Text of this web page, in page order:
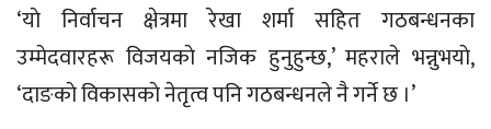
‘याे निर्वाचन क्षेत्रमा रेखा शर्मा सहित गठबन्धनका
उम्मेदवारहरू विजयकाे नजिक हुनुहुन्छ,’ महराले भन्नुभयाे,
‘दाङकाे विकासकाे नेतृत्व पनि गठबन्धनले नै गर्ने छ ।’